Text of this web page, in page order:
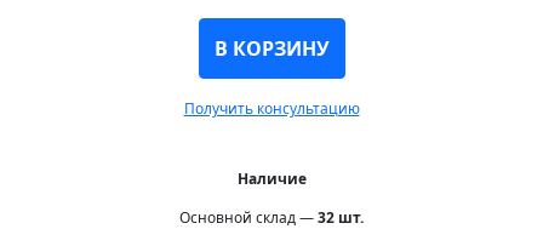
В КОРЗИНУ
Получить консультацию
Наличие
Основной склад —32 шт.